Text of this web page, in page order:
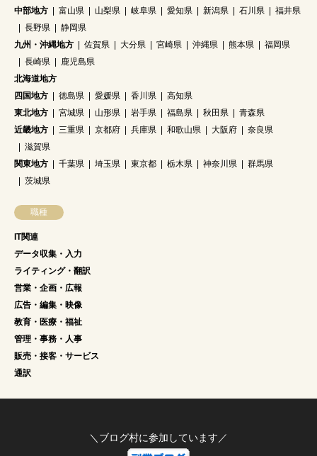
中部地方
富山県 山梨県 岐阜県 愛知県 新潟県 石川県
福井県
長野県
静岡県
九州・沖縄地方
佐賀県 大分県 宮崎県 沖縄県 熊本県
福岡県
長崎県
鹿児島県
北海道地方
四国地方
徳島県 愛媛県 香川県
高知県
東北地方
宮城県 山形県 岩手県 福島県 秋田県
青森県
近畿地方
三重県 京都府 兵庫県 和歌山県 大阪府
奈良県
滋賀県
関東地方
千葉県 埼玉県 東京都 栃木県 神奈川県
群馬県
茨城県
職種
IT関連
データ収集・入力
ライティング・翻訳
営業・企画・広報
広告・編集・映像
教育・医療・福祉
管理・事務・人事
販売・接客・サービス
通訳
＼ブログ村に参加しています／